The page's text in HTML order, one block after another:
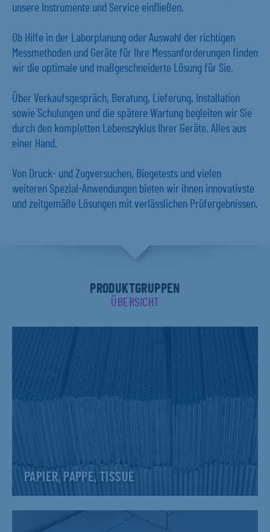
unsere Instrumente und Service einfließen.
Ob Hilfe in der Laborplanung oder Auswahl der richtigen
Messmethoden und Geräte für Ihre Messanforderungen finden
wir die optimale und maßgeschneiderte Lösung für Sie.
Über Verkaufsgespräch, Beratung, Lieferung, Installation
sowie Schulungen und die spätere Wartung begleiten wir Sie
durch den kompletten Lebenszyklus Ihrer Geräte. Alles aus
einer Hand.
Von Druck- und Zugversuchen, Biegetests und vielen
weiteren Spezial-Anwendungen bieten wir ihnen innovativste
und zeitgemäße Lösungen mit verlässlichen Prüfergebnissen.
PRODUKTGRUPPEN
ÜBERSICHT
PAPIER, PAPPE, TISSUE